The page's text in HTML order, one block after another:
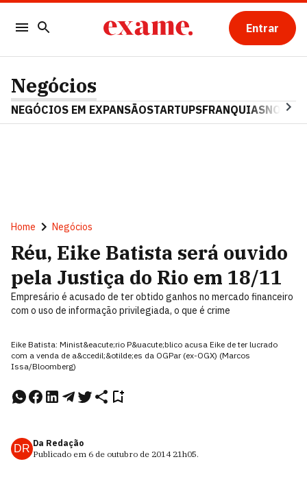
Entrar
Negócios
NEGÓCIOS EM EXPANSÃOSTARTUPSFRANQUIAS
Home Negócios
Réu, Eike Batista será ouvido
pela Justiça do Rio em 18/11
Empresário é acusado de ter obtido ganhos no mercado financeiro
com o uso de informação privilegiada, o que é crime
Eike Batista: Minist&eacute;rio P&uacute;blico acusa Eike de ter lucrado
com a venda de a&ccedil;&otilde;es da OGPar (ex-OGX) (Marcos
Issa/Bloomberg)
DR Da Redação
Publicado em 6 de outubro de 2014 21h05.